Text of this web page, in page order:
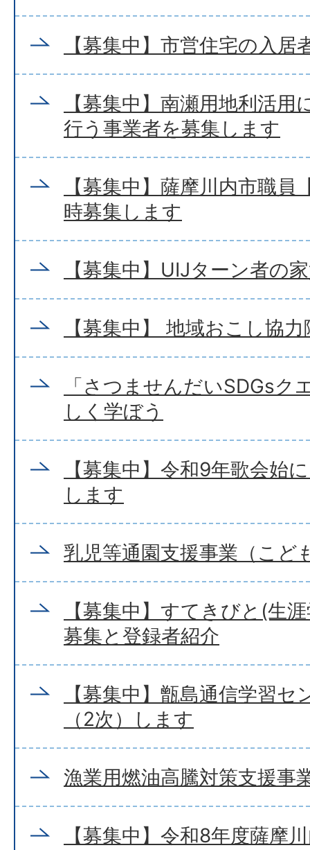
【募集中】市営住宅の入
【募集中】南瀬用地利活
行う事業者を募集します
【募集中】薩摩川内市職
時募集します
【募集中】UIJターン者の
【募集中】 地域おこし協
「さつませんだいSDGsク
しく学ぼう
【募集中】令和9年歌会始
します
乳児等通園支援事業（こど
【募集中】すてきびと(生
募集と登録者紹介
【募集中】甑島通信学習
（2次）します
漁業用燃油高騰対策支援事
【募集中】令和8年度薩摩